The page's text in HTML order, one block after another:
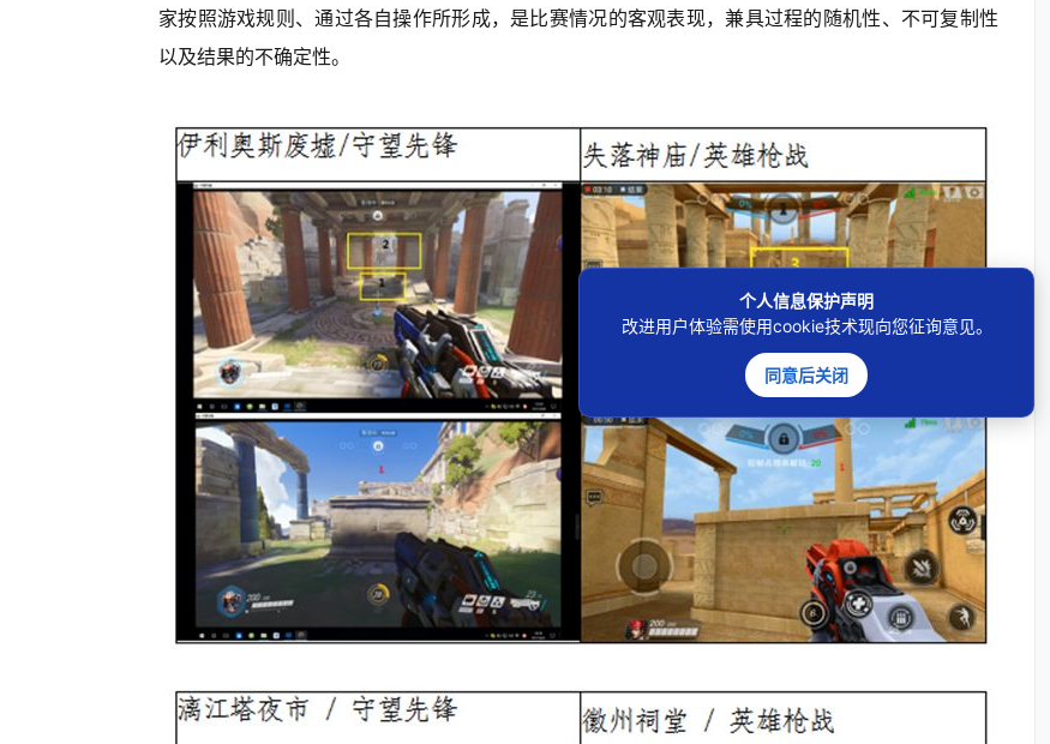
家按照游戏规则、通过各自操作所形成，是比赛情况的客观表现，兼具过程的随机性、不可复制性
以及结果的不确定性。
个人信息保护声明
改进用户体验需使用cookie技术现向您征询意见。
同意后关闭